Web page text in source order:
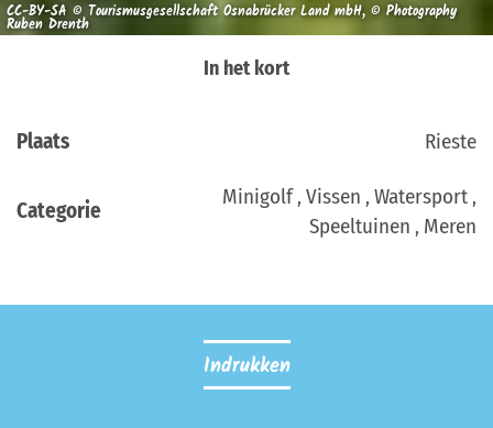
CC-BY-SA © Tourismusgesellschaft Osnabrücker Land mbH, © Photography
Ruben Drenth
In het kort
Plaats Rieste
Categorie
Minigolf , Vissen , Watersport ,
Speeltuinen , Meren
Indrukken